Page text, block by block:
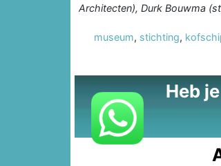
Architecten), Durk Bouwma
museum, stichting,
Heb